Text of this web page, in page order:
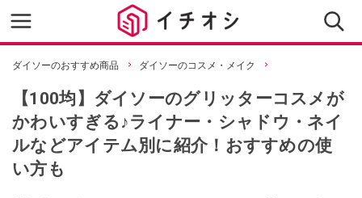
ダイソーのおすすめ商品 ダイソーのコスメ・メイク
【100均】ダイソーのグリッターコスメが
かわいすぎる♪ライナー・シャドウ・ネイ
ルなどアイテム別に紹介！おすすめの使
い方も